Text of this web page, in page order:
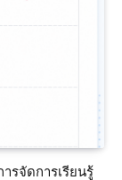
รจัดการเรียนรู้